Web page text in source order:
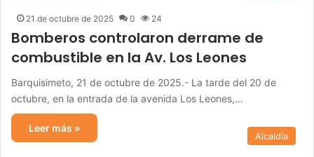
21 de octubre de 2025 0 24
Bomberos controlaron derrame de
combustible en la Av. Los Leones
Barquisimeto, 21 de octubre de 2025.- La tarde del 20 de
octubre, en la entrada de la avenida Los Leones,…
Leer más »
Alcaldía